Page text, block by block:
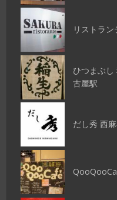
リストラ
ひつまぶし
古屋駅
だし秀 西